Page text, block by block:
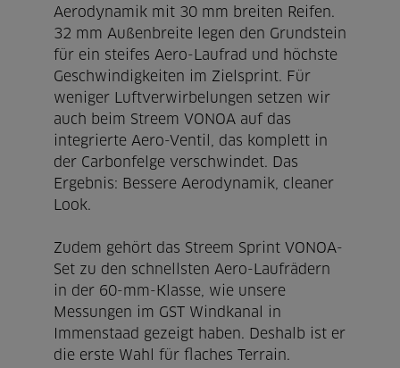
Aerodynamik mit 30 mm breiten Reifen.
32 mm Außenbreite legen den Grundstein
für ein steifes Aero-Laufrad und höchste
Geschwindigkeiten im Zielsprint. Für
weniger Luftverwirbelungen setzen wir
auch beim Streem VONOA auf das
integrierte Aero-Ventil, das komplett in
der Carbonfelge verschwindet. Das
Ergebnis: Bessere Aerodynamik, cleaner
Look.
Zudem gehört das Streem Sprint VONOA-
Set zu den schnellsten Aero-Laufrädern
in der 60-mm-Klasse, wie unsere
Messungen im GST Windkanal in
Immenstaad gezeigt haben. Deshalb ist er
die erste Wahl für flaches Terrain.